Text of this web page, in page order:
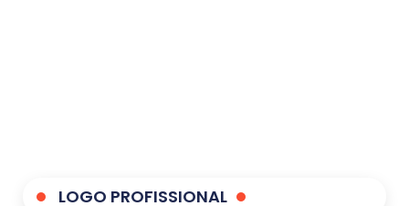
LOGO PROFISSIONAL